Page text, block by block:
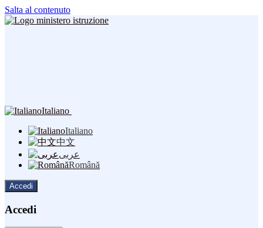
Salta al contenuto
Italiano
Italiano
中文
عربى
Română
Accedi
Accedi